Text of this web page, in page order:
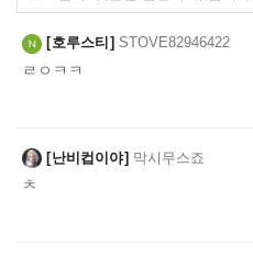
글
쓰
기
호루스티 STOVE82946422
ㄹㅇㅋㅋ
난비컵이야 막시무스죠
ㅊ